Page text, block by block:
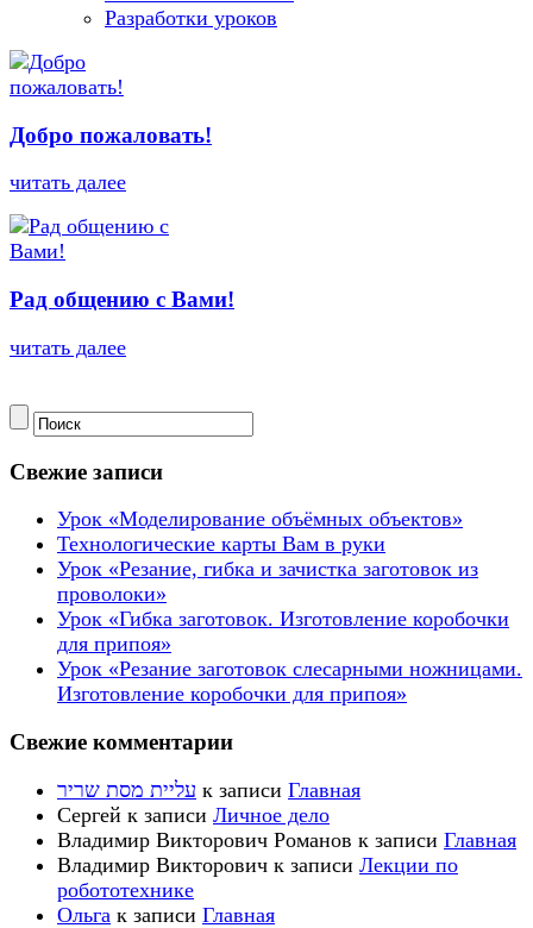
Разработки уроков
Добро пожаловать!
читать далее
Рад общению с Вами!
читать далее
Свежие записи
Урок «Моделирование объёмных объектов»
Технологические карты Вам в руки
Урок «Резание, гибка и зачистка заготовок из
проволоки»
Урок «Гибка заготовок. Изготовление коробочки
для припоя»
Урок «Резание заготовок слесарными ножницами.
Изготовление коробочки для припоя»
Свежие комментарии
עליית מסת שריר к записи Главная
Сергей к записи Личное дело
Владимир Викторович Романов к записи Главная
Владимир Викторович к записи Лекции по
робототехнике
Ольга к записи Главная